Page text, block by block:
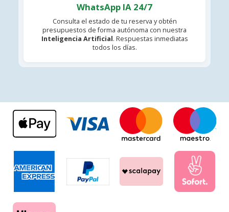
WhatsApp IA 24/7
Consulta el estado de tu reserva y obtén
presupuestos de forma autónoma con nuestra
Inteligencia Artificial. Respuestas inmediatas
todos los días.